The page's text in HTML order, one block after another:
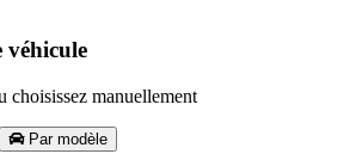
véhicule
choisissez manuellement
Par modèle